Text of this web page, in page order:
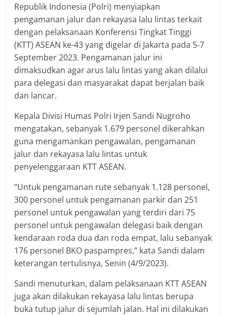
Republik Indonesia (Polri) menyiapkan
pengamanan jalur dan rekayasa lalu lintas terkait
dengan pelaksanaan Konferensi Tingkat Tinggi
(KTT) ASEAN ke-43 yang digelar di Jakarta pada 5-7
September 2023. Pengamanan jalur ini
dimaksudkan agar arus lalu lintas yang akan dilalui
para delegasi dan masyarakat dapat berjalan baik
dan lancar.
Kepala Divisi Humas Polri Irjen Sandi Nugroho
mengatakan, sebanyak 1.679 personel dikerahkan
guna mengamankan pengawalan, pengamanan
jalur dan rekayasa lalu lintas untuk
penyelenggaraan KTT ASEAN.
“Untuk pengamanan rute sebanyak 1.128 personel,
300 personel untuk pengamanan parkir dan 251
personel untuk pengawalan yang terdiri dari 75
personel untuk pengawalan delegasi baik dengan
kendaraan roda dua dan roda empat, lalu sebanyak
176 personel BKO paspampres,” kata Sandi dalam
keterangan tertulisnya, Senin (4/9/2023).
Sandi menuturkan, dalam pelaksanaan KTT ASEAN
juga akan dilakukan rekayasa lalu lintas berupa
buka tutup jalur di sejumlah jalan. Hal ini dilakukan